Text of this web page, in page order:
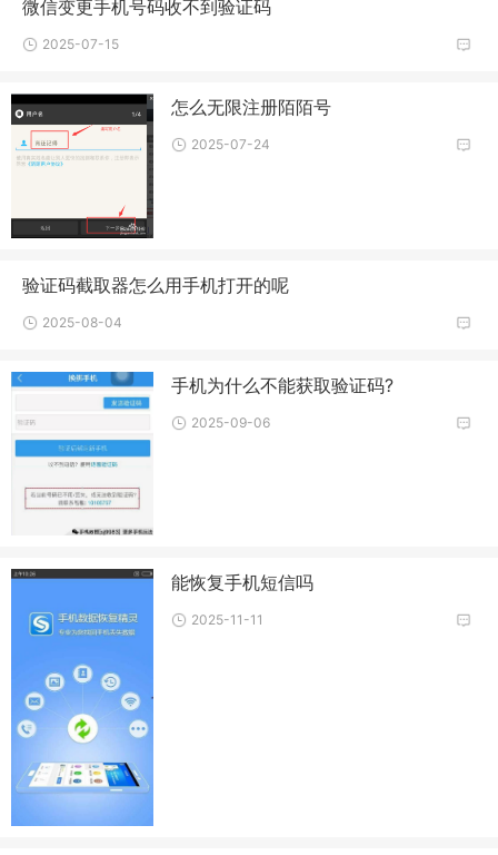
微信变更手机号码收不到验证码
2025-07-15
怎么无限注册陌陌号
2025-07-24
验证码截取器怎么用手机打开的呢
2025-08-04
手机为什么不能获取验证码?
2025-09-06
能恢复手机短信吗
2025-11-11